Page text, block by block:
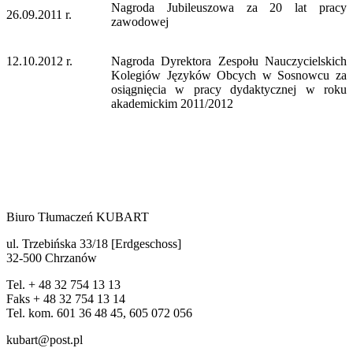
26.09.2011 r.
Nagroda Jubileuszowa za 20 lat pracy
zawodowej
12.10.2012 r.
Nagroda Dyrektora Zespołu Nauczycielskich
Kolegiów Języków Obcych w Sosnowcu za
osiągnięcia w pracy dydaktycznej w roku
akademickim 2011/2012
Biuro Tłumaczeń KUBART
ul. Trzebińska 33/18 [Erdgeschoss]
32-500 Chrzanów
Tel. + 48 32 754 13 13
Faks + 48 32 754 13 14
Tel. kom. 601 36 48 45, 605 072 056
kubart@post.pl